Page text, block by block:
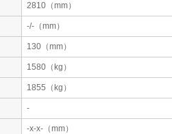
2810（mm）
-/-（mm）
130（mm）
1580（kg）
1855（kg）
-
-x-x-（mm）